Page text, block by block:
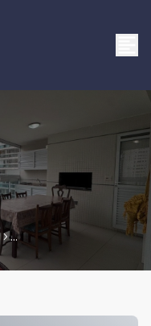
...